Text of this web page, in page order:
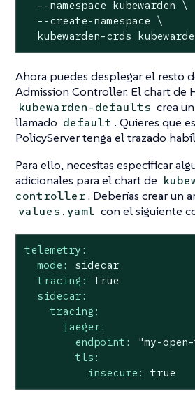
  --namespace kubewarden \
  --create-namespace \
kubewarden-crds
Ahora puedes desplegar el resto
Admission Controller. El chart de
kubewarden-defaults crea
llamado default . Quieres que
PolicyServer tenga el trazado
Para ello, necesitas especificar
adicionales para el chart de
controller. Deberías crear un
values.yaml con el siguiente
telemetry:
mode:
sidecar
tracing:
True
sidecar:
tracing:
jaeger:
endpoint:
"my-
tls:
insecure:
true